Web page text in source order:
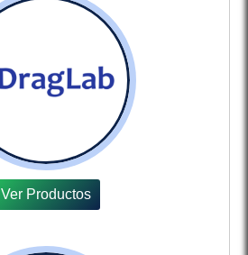
Ver Productos